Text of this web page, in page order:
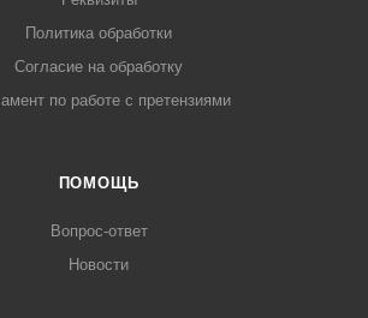
Политика обработки
Согласие на обработку
по работе с претензиями
ПОМОЩЬ
Вопрос-ответ
Новости